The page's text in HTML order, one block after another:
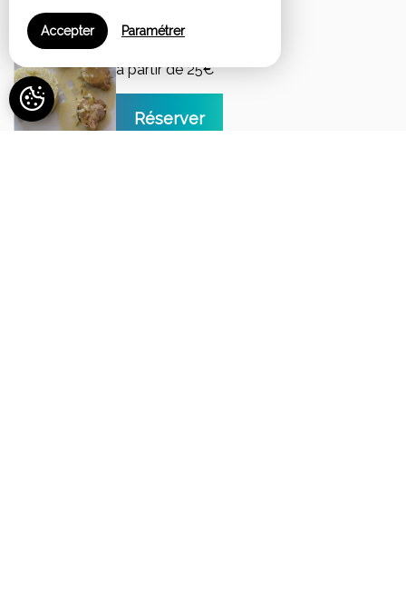
Accepter Paramétrer
Table d'hôtes
à partir de 25€
Réserver